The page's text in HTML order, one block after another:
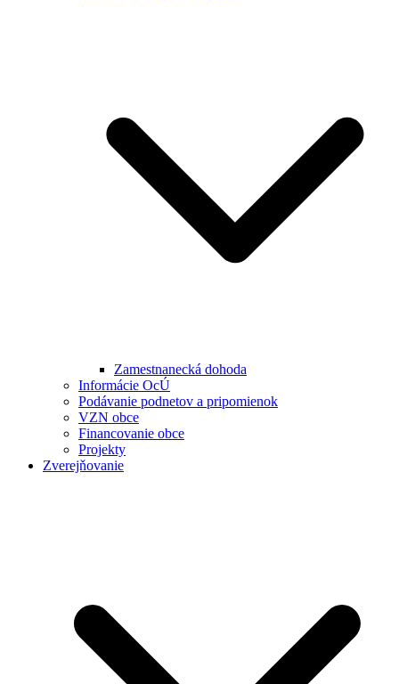
Zamestnanecká dohoda
Informácie OcÚ
Podávanie podnetov a pripomienok
VZN obce
Financovanie obce
Projekty
Zverejňovanie